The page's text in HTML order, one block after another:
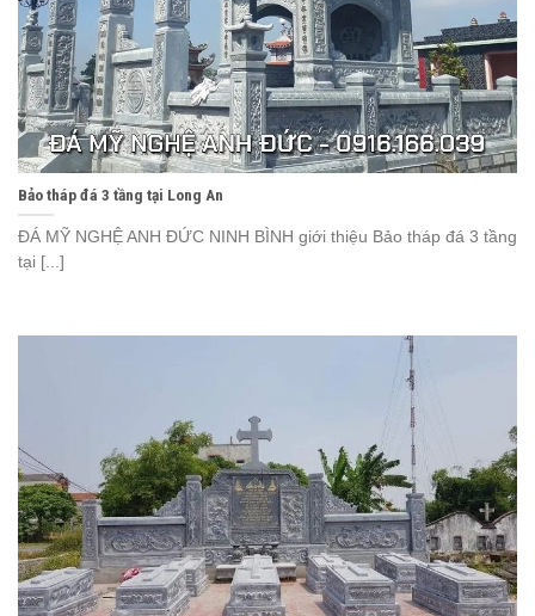
Bảo tháp đá 3 tầng tại Long An
ĐÁ MỸ NGHỆ ANH ĐỨC NINH BÌNH giới thiệu Bảo tháp đá 3 tầng
tại [...]